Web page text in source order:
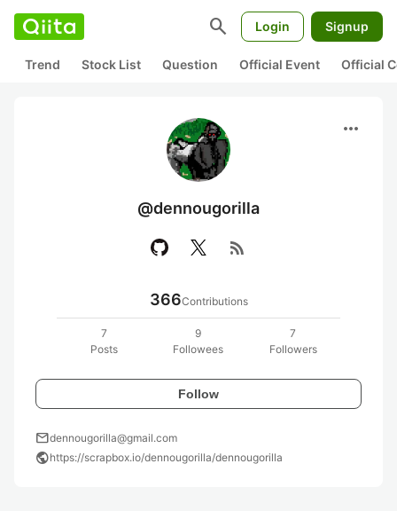
search Login Signup
Trend Stock List Question Official Event Official
more_horiz
@dennougorilla
rss_feed
366Contributions
7
Posts
9
Followees
7
Followers
Follow
maildennougorilla@gmail.com
publichttps://scrapbox.io/dennougorilla/dennougorilla